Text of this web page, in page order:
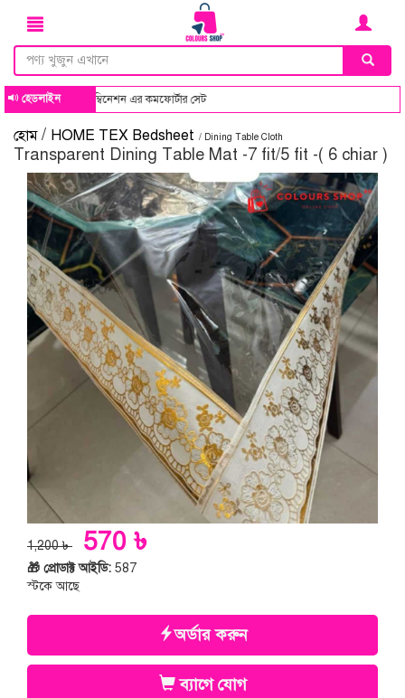
হেডলাইন
কালার কম্বিনেশন এর কমফোর্টার সেট
হোম / HOME TEX Bedsheet / Dining Table Cloth
Transparent Dining Table Mat -7 fit/5 fit -( 6 chiar )
1,200 ৳ 570 ৳
🎁 প্রোডাক্ট আইডি: 587
স্টকে আছে
অর্ডার করুন
ব্যাগে যোগ